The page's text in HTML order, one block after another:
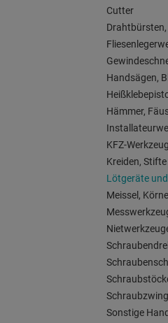
Cutter
Drahtbürsten,
Handsägen,
Hämmer,
KFZ-
Kreiden, Stifte
Lötgeräte
Meissel,
Sonstige